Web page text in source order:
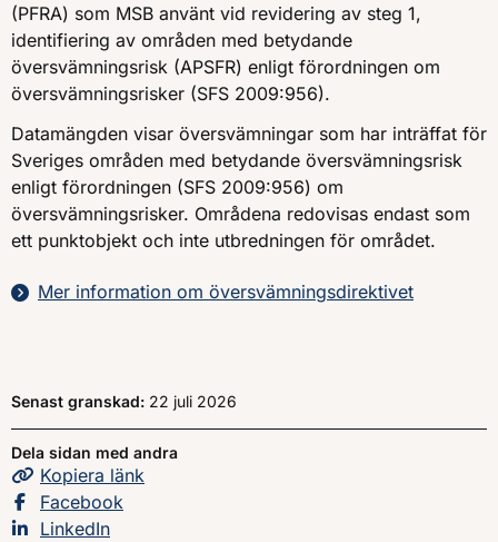
(PFRA) som MSB använt vid revidering av steg 1,
identifiering av områden med betydande
översvämningsrisk (APSFR) enligt förordningen om
översvämningsrisker (SFS 2009:956).
Datamängden visar översvämningar som har inträffat för
Sveriges områden med betydande översvämningsrisk
enligt förordningen (SFS 2009:956) om
översvämningsrisker. Områdena redovisas endast som
ett punktobjekt och inte utbredningen för området.
Mer information om översvämningsdirektivet
Senast granskad: 22 juli 2026
Dela sidan med andra
Kopiera sidans
länk
Dela sidan på
Facebook
Dela sidan på
LinkedIn